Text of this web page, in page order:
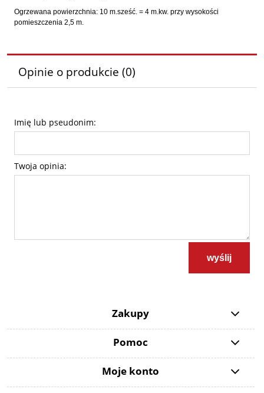
Ogrzewana powierzchnia: 10 m.sześć. = 4 m.kw. przy wysokości
pomieszczenia 2,5 m.
Opinie o produkcie (0)
Imię lub pseudonim:
Twoja opinia:
wyślij
Zakupy
Pomoc
Moje konto